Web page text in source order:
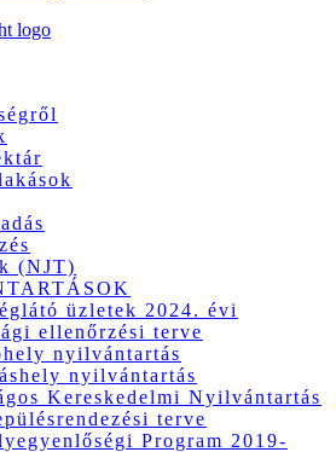
(NJT)
üzletek 2024. évi
ellenőrzési terve
nyilvántartás
nyilvántartás
Kereskedelmi Nyilvántartás
terve
Program 2019-